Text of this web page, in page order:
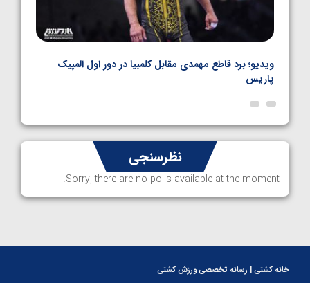
ویدیو؛ برد قاطع مهمدی مقابل کلمبیا در دور اول المپیک
پاریس
نظرسنجی
Sorry, there are no polls available at the moment.
خانه کشتی | رسانه تخصصی ورزش کشتی